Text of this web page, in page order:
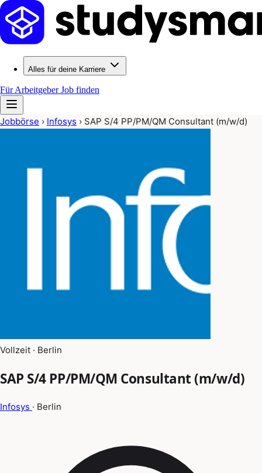
Alles für deine Karriere
Für ArbeitgeberJob finden
Jobbörse › Infosys › SAP S/4 PP/PM/QM Consultant (m/w/d)
Vollzeit · Berlin
SAP S/4 PP/PM/QM Consultant (m/w/d)
Infosys · Berlin